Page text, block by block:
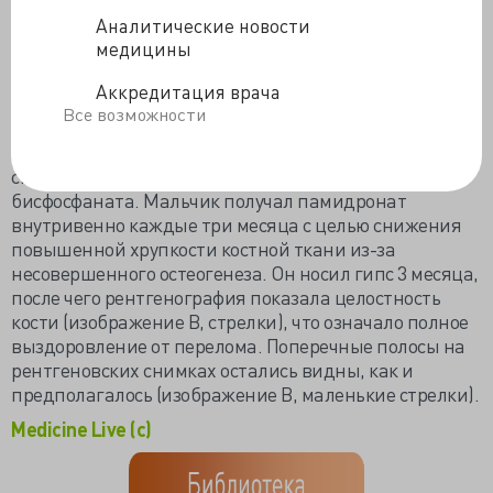
Аналитические новости
медицины
Аккредитация врача
Все возможности
эпифизарных зон роста. Во время приема
бисфосфанатов кости стали более плотными и менее
прозрачными на рентгене, а вдоль метафиза
растущих костей появились множественные
поперечные полосатые помутнения. Расстояние
скоростью роста костей и режимом дозирования
бисфосфаната. Мальчик получал памидронат
внутривенно каждые три месяца с целью снижения
повышенной хрупкости костной ткани из-за
несовершенного остеогенеза. Он носил гипс 3 месяца,
после чего рентгенография показала целостность
кости (изображение В, стрелки), что означало полное
выздоровление от перелома. Поперечные полосы на
рентгеновских снимках остались видны, как и
предполагалось (изображение В, маленькие стрелки).
Medicine Live (c)